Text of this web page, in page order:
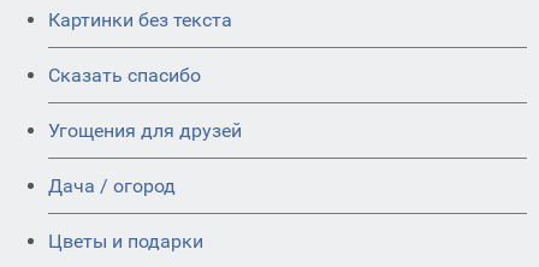
Картинки без текста
Сказать спасибо
Угощения для друзей
Дача / огород
Цветы и подарки